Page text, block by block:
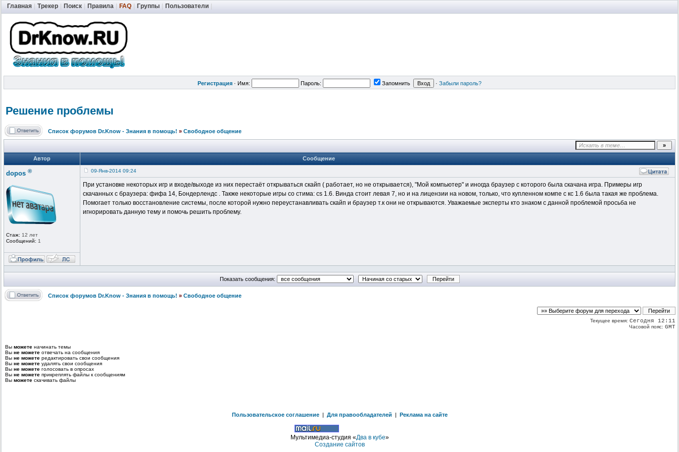
Главная Трекер Поиск Правила FAQ Группы Пользователи
Регистрация · Имя: Пароль: Запомнить · Забыли пароль?
Решение проблемы
Список форумов Dr.Know - Знания в помощь! » Свободное общение
Автор Сообщение
dopos ®
Стаж: 12 лет
Сообщений: 1
09-Янв-2014 09:24
При установке некоторых игр и входе/выходе из них перестаёт открываться скайп ( работает, но не открывается), "Мой компьютер" и иногда браузер с которого была скачана игра. Примеры игр
скачанных с браузера: фифа 14, Бондерлендс . Также некоторые игры со стима: cs 1.6. Винда стоит левая 7, но и на лицензии на новом, только, что купленном компе с кс 1.6 была такая же проблема.
Помогает только восстановление системы, после которой нужно переустанавливать скайп и браузер т.к они не открываются. Уважаемые эксперты кто знаком с данной проблемой просьба не
игнорировать данную тему и помочь решить проблему.
Показать сообщения:
Список форумов Dr.Know - Знания в помощь! » Свободное общение
Текущее время: Сегодня 12:11
Часовой пояс: GMT
Вы можете начинать темы
Вы не можете отвечать на сообщения
Вы не можете редактировать свои сообщения
Вы не можете удалять свои сообщения
Вы не можете голосовать в опросах
Вы не можете прикреплять файлы к сообщениям
Вы можете скачивать файлы
Пользовательское соглашение | Для правообладателей | Реклама на сайте
Мультимедиа-студия «Два в кубе»
Создание сайтов